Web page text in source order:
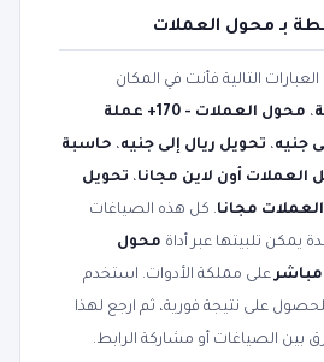
بـ محول العملات
التالية فأنت في المكان
،
محول العملات - 170+ عملة
جنيه، تحويل ريال إلى جنيه، حاسبة
العملات أون لاين مجانا، تحويل
مجانا. كل هذه الصياغات
يمكن تلبيتها عبر أداة محول
على مملكة الأدوات. استخدم
على نتيجة فورية، ثم ارجع لهذا
بين الصياغات أو مشاركة الرابط.